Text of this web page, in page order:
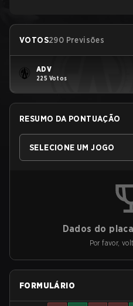
VOTOS290 Previsões
ADV
225 Votos
RESUMO DA PONTUAÇÃO
SELECIONE UM JOGO
Dados do
Por favor,
FORMULÁRIO